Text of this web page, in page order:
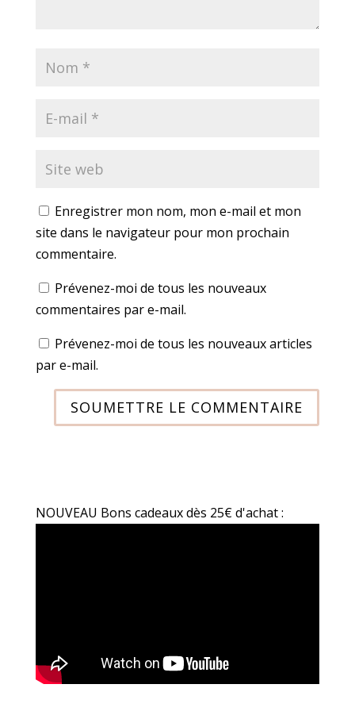
Enregistrer mon nom, mon e-mail et mon
site dans le navigateur pour mon prochain
commentaire.
Prévenez-moi de tous les nouveaux
commentaires par e-mail.
Prévenez-moi de tous les nouveaux articles
par e-mail.
SOUMETTRE LE COMMENTAIRE
NOUVEAU Bons cadeaux dès 25€ d'achat :